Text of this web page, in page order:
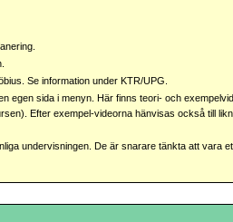
Se information under KTR/UPG.
egen sida i menyn. Här finns teori- och
Efter exempel-videorna hänvisas också till
undervisningen. De är snarare tänkta att vara